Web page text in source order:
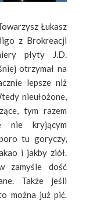
Łukasz
z Brokreacji
płyty J.D.
otrzymał na
lepsze niż
nieułożone,
tym razem
nie kryjącym
tu goryczy,
i jakby ziół.
zamyśle dość
Także jeśli
można już pić.